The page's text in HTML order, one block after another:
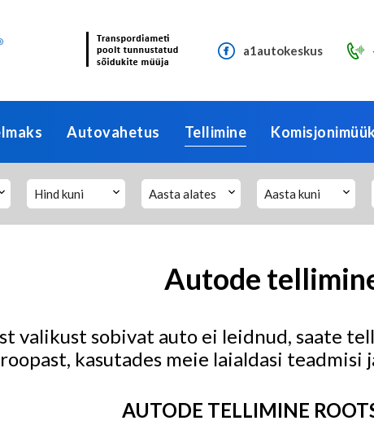
a1autokeskus
Autovahetus Tellimine
Hind kuni Aasta alates Aasta kuni
Autode
valikust sobivat auto ei leidnud, saate
kasutades meie laialdasi teadmisi
AUTODE TELLIMINE